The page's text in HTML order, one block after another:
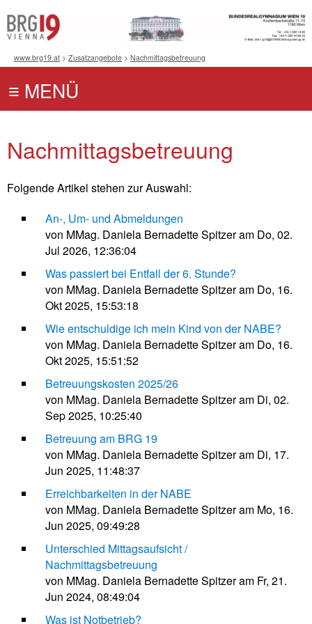
www.brg19.at > Zusatzangebote > Nachmittagsbetreuung
Nachmittagsbetreuung
Folgende Artikel stehen zur Auswahl:
An-, Um- und Abmeldungen
von MMag. Daniela Bernadette Spitzer am Do, 02.
Jul 2026, 12:36:04
Was passiert bei Entfall der 6. Stunde?
von MMag. Daniela Bernadette Spitzer am Do, 16.
Okt 2025, 15:53:18
Wie entschuldige ich mein Kind von der NABE?
von MMag. Daniela Bernadette Spitzer am Do, 16.
Okt 2025, 15:51:52
Betreuungskosten 2025/26
von MMag. Daniela Bernadette Spitzer am Di, 02.
Sep 2025, 10:25:40
Betreuung am BRG 19
von MMag. Daniela Bernadette Spitzer am Di, 17.
Jun 2025, 11:48:37
Erreichbarkeiten in der NABE
von MMag. Daniela Bernadette Spitzer am Mo, 16.
Jun 2025, 09:49:28
Unterschied Mittagsaufsicht /
Nachmittagsbetreuung
von MMag. Daniela Bernadette Spitzer am Fr, 21.
Jun 2024, 08:49:04
Was ist Notbetrieb?